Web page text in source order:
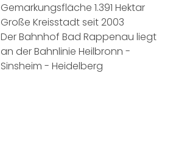
Gemarkungsfläche 1.391 Hektar
Große Kreisstadt seit 2003
Der Bahnhof Bad Rappenau liegt
an der Bahnlinie Heilbronn -
Sinsheim - Heidelberg